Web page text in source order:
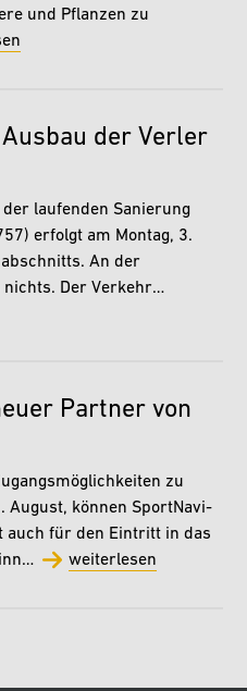
und Pflanzen zu
der Verler
laufenden Sanierung
erfolgt am Montag, 3.
An der
Der Verkehr…
Partner von
zu
August, können SportNavi-
auch für den Eintritt in das
weiterlesen